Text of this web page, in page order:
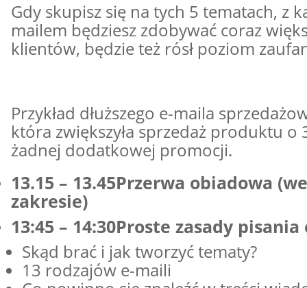
Gdy skupisz się na tych 5 tematach, z
mailem będziesz zdobywać coraz
klientów, będzie też rósł poziom
Przykład dłuższego e-maila
która zwiększyła sprzedaż produktu o
żadnej dodatkowej promocji.
13.15 – 13.45Przerwa obiadowa
zakresie)
13:45 – 14:30Proste zasady
Skąd brać i jak tworzyć tematy?
13 rodzajów e-maili